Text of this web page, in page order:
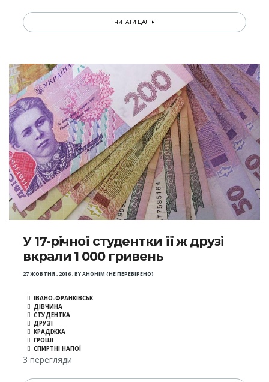
ЧИТАТИ ДАЛІ
У 17-річної студентки її ж друзі
вкрали 1 000 гривень
27 ЖОВТНЯ , 2016,BYАНОНІМ (НЕ ПЕРЕВІРЕНО)
ІВАНО-ФРАНКІВСЬК
ДІВЧИНА
СТУДЕНТКА
ДРУЗІ
КРАДІЖКА
ГРОШІ
СПИРТНІ НАПОЇ
3 перегляди